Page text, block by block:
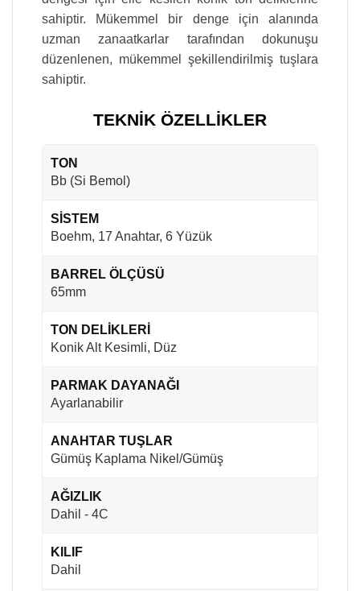
sahiptir. Mükemmel bir denge için alanında
uzman zanaatkarlar tarafından dokunuşu
düzenlenen, mükemmel şekillendirilmiş tuşlara
sahiptir.
TEKNİK ÖZELLİKLER
TON
Bb (Si Bemol)
SİSTEM
Boehm, 17 Anahtar, 6 Yüzük
BARREL ÖLÇÜSÜ
65mm
TON DELİKLERİ
Konik Alt Kesimli, Düz
PARMAK DAYANAĞI
Ayarlanabilir
ANAHTAR TUŞLAR
Gümüş Kaplama Nikel/Gümüş
AĞIZLIK
Dahil - 4C
KILIF
Dahil